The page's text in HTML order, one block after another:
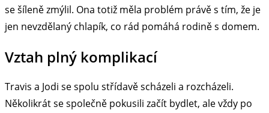
se šíleně zmýlil. Ona totiž měla problém právě s tím, že je
jen nevzdělaný chlapík, co rád pomáhá rodině s domem.
Vztah plný komplikací
Travis a Jodi se spolu střídavě scházeli a rozcházeli.
Několikrát se společně pokusili začít bydlet, ale vždy po